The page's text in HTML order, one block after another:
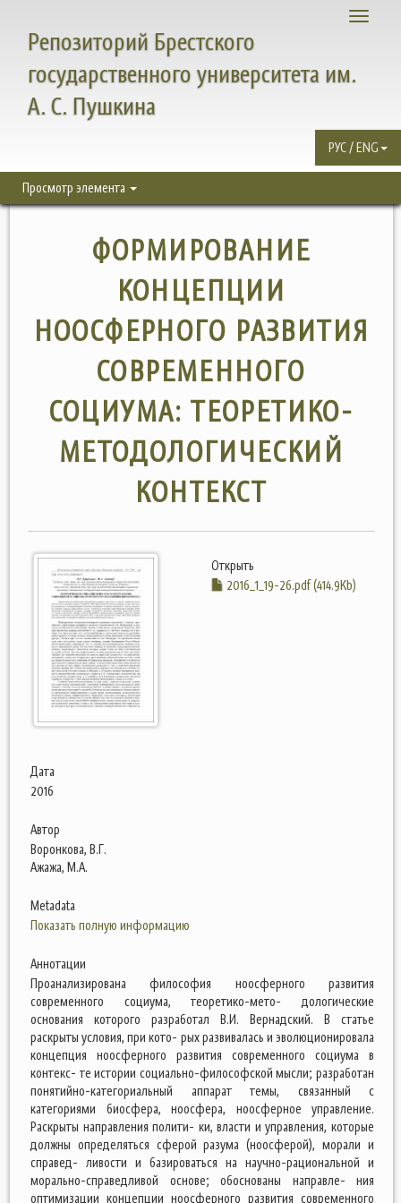
Toggle
Репозиторий Брестского
государственного университета им.
А. С. Пушкина
РУС / ENG
Просмотр элемента
ФОРМИРОВАНИЕ
КОНЦЕПЦИИ
НООСФЕРНОГО РАЗВИТИЯ
СОВРЕМЕННОГО
СОЦИУМА: ТЕОРЕТИКО-
МЕТОДОЛОГИЧЕСКИЙ
КОНТЕКСТ
Открыть
2016_1_19-26.pdf (414.9Kb)
Дата
2016
Автор
Воронкова, В.Г.
Ажажа, М.А.
Metadata
Показать полную информацию
Аннотации
Проанализирована философия ноосферного развития
современного социума, теоретико-мето- дологические
основания которого разработал В.И. Вернадский. В статье
раскрыты условия, при кото- рых развивалась и эволюционировала
концепция ноосферного развития современного социума в
контекс- те истории социально-философской мысли; разработан
понятийно-категориальный аппарат темы, связанный с
категориями биосфера, ноосфера, ноосферное управление.
Раскрыты направления полити- ки, власти и управления, которые
должны определяться сферой разума (ноосферой), морали и
справед- ливости и базироваться на научно-рациональной и
морально-справедливой основе; обоснованы направле- ния
оптимизации концепции ноосферного развития современного